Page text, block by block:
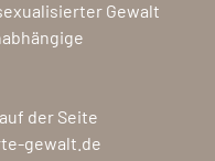
Gewalt
der Seite
gewalt.de